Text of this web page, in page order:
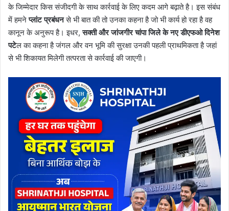
के जिम्मेदार किस संजीदगी के साथ कार्रवाई के लिए कदम आगे बढ़ाते है। इस संबंध
में हमनेप्लांट प्रबंधनसे भी बात की तो उनका कहना है जो भी कार्य हो रहा है वह
कानून के अनुरूप है। इधर,सक्ती और जांजगीर चांपा जिले के नए डीएफओ दिनेश
पटेल का कहना है जंगल और वन भूमि की सुरक्षा उनकी पहली प्राथमिकता है जहां
से भी शिकायत मिलेगी तत्परता से कार्रवाई की जाएगी।